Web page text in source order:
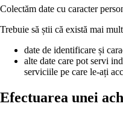
Colectăm date cu caracter
Trebuie să știi că există mai
date de identificare și
alte date care pot servi
serviciile pe care le-ați
Efectuarea unei